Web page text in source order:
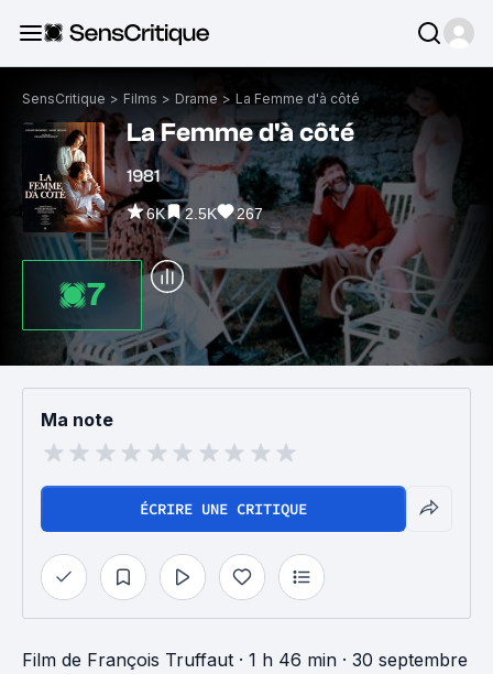
SensCritique > Films > Drame > La Femme d'à côté
La Femme d'à côté
1981
6K 2.5K 267
7
Ma note
ÉCRIRE UNE CRITIQUE
Film de François Truffaut · 1 h 46 min · 30 septembre